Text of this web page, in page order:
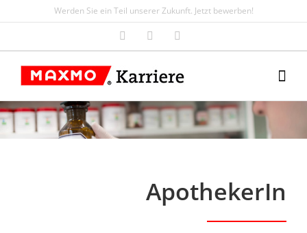
to
Werden Sie ein Teil unserer Zukunft. Jetzt bewerben!
FacebookInstagram
ApothekerIn